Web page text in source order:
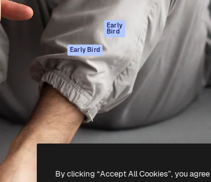
Arkivinnhold
MCP for
Claude/ChatGPT
Early
Bird
Agenter Early Bird
API
Mobilapp
Alle Magnific-
verktøy
Retningslinjer for
informasjonskapsler
Tillitssenter
Affiliates
For bedrifter
S.L.U. Alle rettigheter forbeholdt.
By clicking “Accept All Cookies”, you